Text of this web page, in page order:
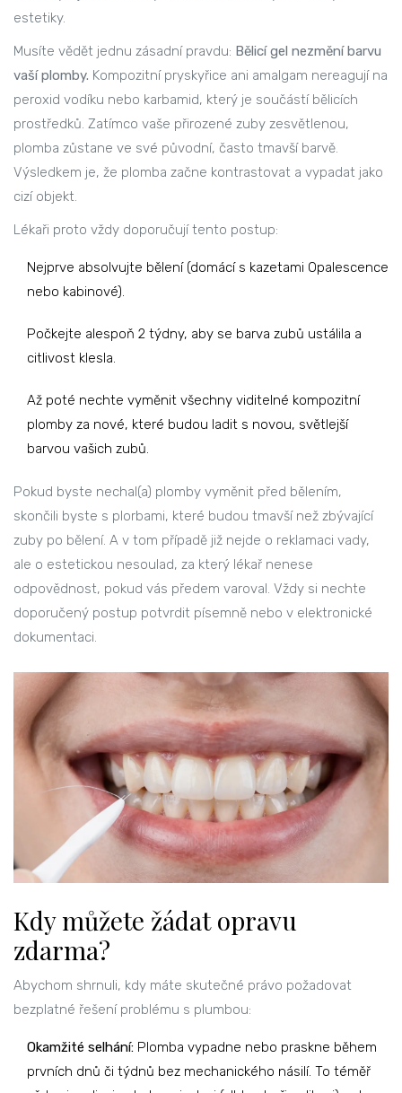
estetiky.
Musíte vědět jednu zásadní pravdu: Bělicí gel nezmění barvu
vaší plomby. Kompozitní pryskyřice ani amalgam nereagují na
peroxid vodíku nebo karbamid, který je součástí bělicích
prostředků. Zatímco vaše přirozené zuby zesvětlenou,
plomba zůstane ve své původní, často tmavší barvě.
Výsledkem je, že plomba začne kontrastovat a vypadat jako
cizí objekt.
Lékaři proto vždy doporučují tento postup:
Nejprve absolvujte bělení (domácí s kazetami Opalescence
nebo kabinové).
Počkejte alespoň 2 týdny, aby se barva zubů ustálila a
citlivost klesla.
Až poté nechte vyměnit všechny viditelné kompozitní
plomby za nové, které budou ladit s novou, světlejší
barvou vašich zubů.
Pokud byste nechal(a) plomby vyměnit před bělením,
skončili byste s plorbami, které budou tmavší než zbývající
zuby po bělení. A v tom případě již nejde o reklamaci vady,
ale o estetickou nesoulad, za který lékař nenese
odpovědnost, pokud vás předem varoval. Vždy si nechte
doporučený postup potvrdit písemně nebo v elektronické
dokumentaci.
Kdy můžete žádat opravu
zdarma?
Abychom shrnuli, kdy máte skutečné právo požadovat
bezplatné řešení problému s plumbou:
Okamžité selhání: Plomba vypadne nebo praskne během
prvních dnů či týdnů bez mechanického násilí. To téměř